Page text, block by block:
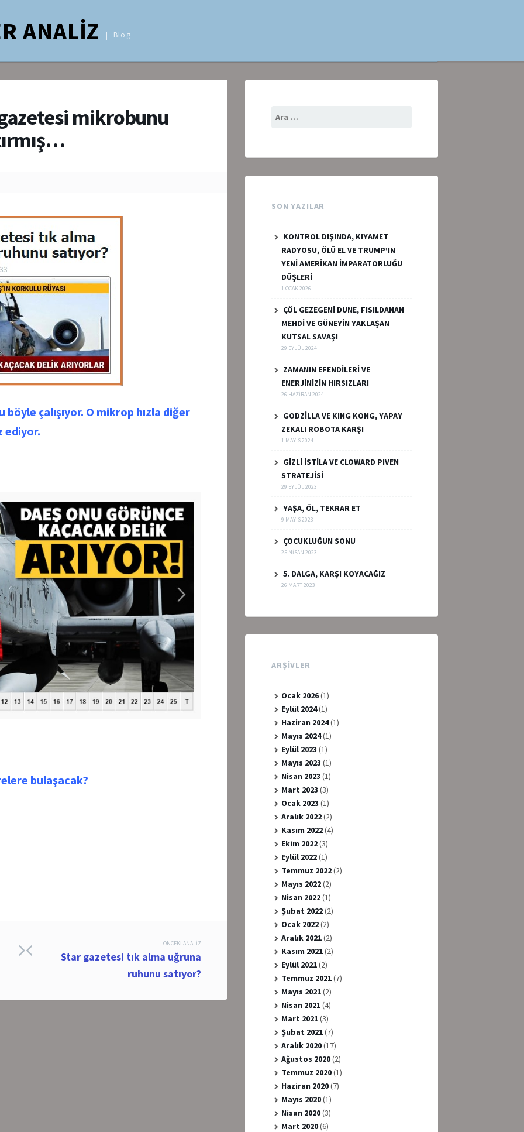
ANALİZ Blog
mikrobunu
çalışıyor. O mikrop hızla diğer
ediyor.
bulaşacak?
ÖNCEKI ANALIZ
Star gazetesi tık alma uğruna
ruhunu satıyor?
SON YAZILAR
KONTROL DIŞINDA, KIYAMET
RADYOSU, ÖLÜ EL VE TRUMP’IN
YENİ AMERİKAN İMPARATORLUĞU
DÜŞLERİ
1 OCAK 2026
ÇÖL GEZEGENİ DUNE, FISILDANAN
MEHDİ VE GÜNEYİN YAKLAŞAN
KUTSAL SAVAŞI
29 EYLÜL 2024
ZAMANIN EFENDİLERİ VE
ENERJİNİZİN HIRSIZLARI
26 HAZIRAN 2024
GODZİLLA VE KING KONG, YAPAY
ZEKALI ROBOTA KARŞI
1 MAYIS 2024
GİZLİ İSTİLA VE CLOWARD PIVEN
STRATEJİSİ
29 EYLÜL 2023
YAŞA, ÖL, TEKRAR ET
9 MAYIS 2023
ÇOCUKLUĞUN SONU
25 NISAN 2023
5. DALGA, KARŞI KOYACAĞIZ
26 MART 2023
ARŞIVLER
Ocak 2026(1)
Eylül 2024(1)
Haziran 2024(1)
Mayıs 2024(1)
Eylül 2023 (1)
Mayıs 2023 (1)
Nisan 2023 (1)
Mart 2023 (3)
Ocak 2023 (1)
Aralık 2022(2)
Kasım 2022(4)
Ekim 2022(3)
Eylül 2022(1)
Temmuz 2022(2)
Mayıs 2022(2)
Nisan 2022(1)
Şubat 2022(2)
Ocak 2022(2)
Aralık 2021(2)
Kasım 2021(2)
Eylül 2021(2)
Temmuz 2021(7)
Mayıs 2021(2)
Nisan 2021(4)
Mart 2021(3)
Şubat 2021(7)
Aralık 2020(17)
Ağustos 2020(2)
Temmuz 2020(1)
Haziran 2020(7)
Mayıs 2020(1)
Nisan 2020(3)
Mart 2020(6)